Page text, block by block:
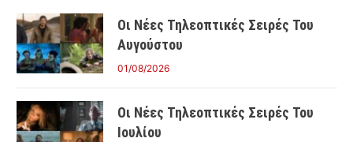
Οι Νέες Τηλεοπτικές Σειρές Του
Αυγούστου
01/08/2026
Οι Νέες Τηλεοπτικές Σειρές Του
Ιουλίου